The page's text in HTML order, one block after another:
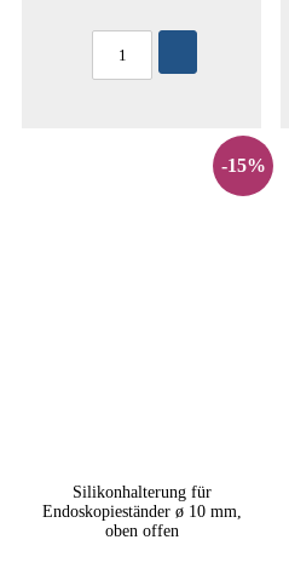
-15%
Silikonhalterung für
Endoskopieständer ø 10 mm,
oben offen